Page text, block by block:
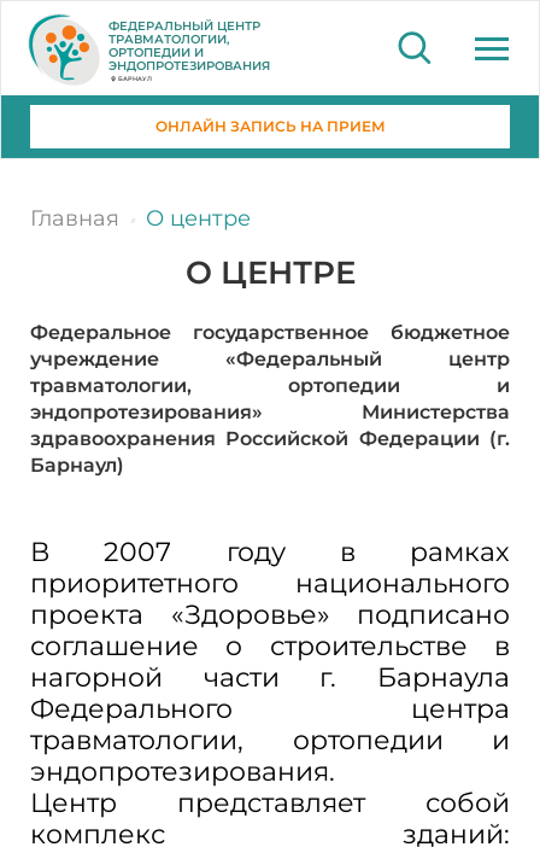
ФЕДЕРАЛЬНЫЙ ЦЕНТР
ТРАВМАТОЛОГИИ,
ОРТОПЕДИИ И
ЭНДОПРОТЕЗИРОВАНИЯ
БАРНАУЛ
ОНЛАЙН ЗАПИСЬ НА ПРИЕМ
Главная О центре
О ЦЕНТРЕ
Федеральное государственное бюджетное
учреждение «Федеральный центр
травматологии, ортопедии и
эндопротезирования» Министерства
здравоохранения Российской Федерации (г.
Барнаул)
В 2007 году в рамках
приоритетного национального
проекта «Здоровье» подписано
соглашение о строительстве в
нагорной части г. Барнаула
Федерального центра
травматологии, ортопедии и
эндопротезирования.
Центр представляет собой
комплекс зданий: